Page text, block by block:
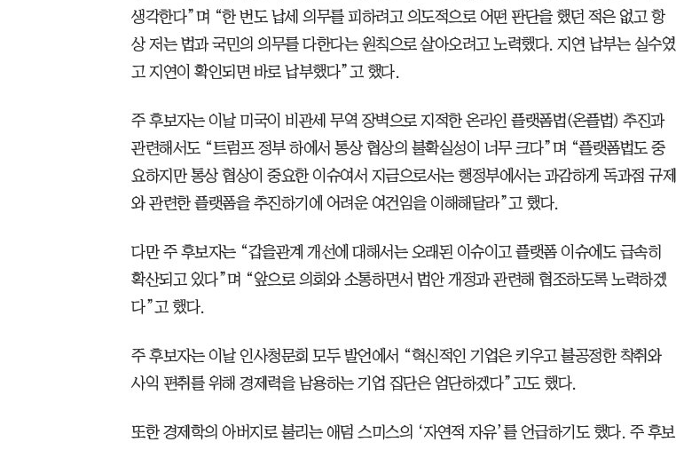
생각한다”며 “한 번도 납세 의무를 피하려고 의도적으로 어떤 판단을 했던 적은 없고 항
상 저는 법과 국민의 의무를 다한다는 원칙으로 살아오려고 노력했다. 지연 납부는 실수였
고 지연이 확인되면 바로 납부했다”고 했다.
주 후보자는 이날 미국이 비관세 무역 장벽으로 지적한 온라인 플랫폼법(온플법) 추진과
관련해서도 “트럼프 정부 하에서 통상 협상의 불확실성이 너무 크다”며 “플랫폼법도 중
요하지만 통상 협상이 중요한 이슈여서 지금으로서는 행정부에서는 과감하게 독과점 규제
와 관련한 플랫폼을 추진하기에 어려운 여건임을 이해해달라”고 했다.
다만 주 후보자는 “갑을관계 개선에 대해서는 오래된 이슈이고 플랫폼 이슈에도 급속히
확산되고 있다”며 “앞으로 의회와 소통하면서 법안 개정과 관련해 협조하도록 노력하겠
다”고 했다.
주 후보자는 이날 인사청문회 모두 발언에서 “혁신적인 기업은 키우고 불공정한 착취와
사익 편취를 위해 경제력을 남용하는 기업 집단은 엄단하겠다”고도 했다.
또한 경제학의 아버지로 불리는 애덤 스미스의 ‘자연적 자유’를 언급하기도 했다. 주 후보